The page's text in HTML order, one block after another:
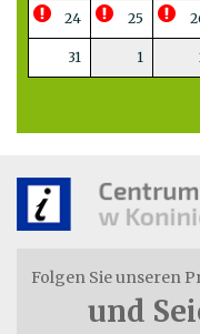
24 25
31 1
Folgen Sie unseren
und